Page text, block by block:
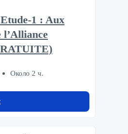
1 : Aux
l’Alliance
Около 2 ч.